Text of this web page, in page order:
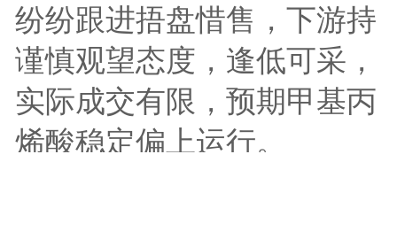
纷纷跟进捂盘惜售，下游持
谨慎观望态度，逢低可采，
实际成交有限，预期甲基丙
烯酸稳定偏上运行。